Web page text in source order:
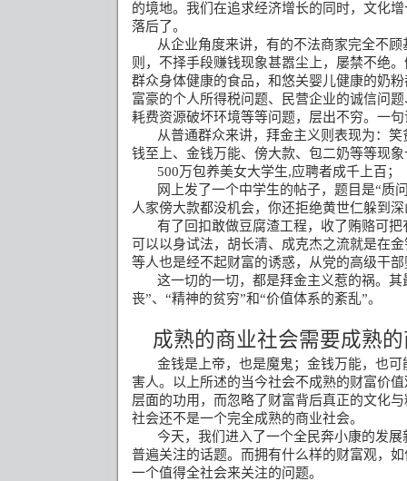
的境地。我们在追求经济增长的同时，文化
落后了。
从企业角度来讲，有的不法商家完全不
则，不择手段赚钱现象甚嚣尘上，屡禁不绝
群众身体健康的食品，和悠关婴儿健康的奶
富豪的个人所得税问题、民营企业的诚信问
耗费资源破坏环境等等问题，层出不穷。一
从普通群众来讲，拜金主义则表现为：
钱至上、金钱万能、傍大款、包二奶等等现
500 万包养美女大学生,应聘者成千上百；
网上发了一个中学生的帖子，题目是“质
人家傍大款都没机会，你还拒绝黄世仁躲到
有了回扣敢做豆腐渣工程，收了贿赂可
可以以身试法，胡长清、成克杰之流就是在
等人也是经不起财富的诱惑，从党的高级干
这一切的一切，都是拜金主义惹的祸。
丧”、“精神的贫穷”和“价值体系的紊乱”。
成熟的商业社会需要成熟
金钱是上帝，也是魔鬼；金钱万能，也
害人。以上所述的当今社会不成熟的财富价
层面的功用，而忽略了财富背后真正的文化
社会还不是一个完全成熟的商业社会。
今天，我们进入了一个全民奔小康的发
普遍关注的话题。而拥有什么样的财富观，
一个值得全社会来关注的问题。